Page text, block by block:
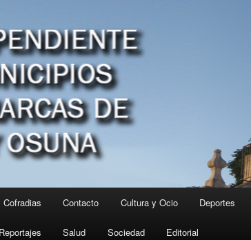
Cofradias Contacto Cultura y Ocio Deportes
Reportajes Salud Sociedad Editorial